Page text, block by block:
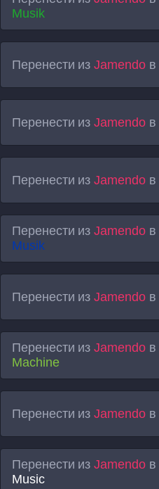
Musik
Перенести изJamendoв
Перенести изJamendoв
Перенести изJamendoв
Перенести изJamendoв
Musik
Перенести изJamendoв
Перенести изJamendoв
Machine
Перенести изJamendoв
Перенести изJamendoв
Music